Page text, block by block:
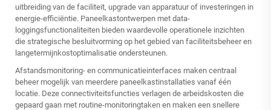
uitbreiding van de faciliteit, upgrade van apparatuur of investeringen in
energie-efficiëntie. Paneelkastontwerpen met data-
loggingsfunctionaliteiten bieden waardevolle operationele inzichten
die strategische besluitvorming op het gebied van faciliteitsbeheer en
langetermijnkostoptimalisatie ondersteunen.
Afstandsmonitoring- en communicatieinterfaces maken centraal
beheer mogelijk van meerdere paneelkastinstallaties vanaf één
locatie. Deze connectiviteitsfuncties verlagen de arbeidskosten die
gepaard gaan met routine-monitoringtaken en maken een snellere